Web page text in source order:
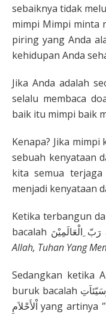
sebaiknya tidak
mimpi Mimpi minta
piring yang Anda
kehidupan Anda
Jika Anda adalah
selalu membaca
baik itu mimpi baik
Kenapa? Jika
sebuah kenyataan
kita semua
menjadi kenyataan
Ketika terbangun
Allah, Tuhan Yang
Sedangkan ketika
buruk bacalah أَللَّهُمَّ إِنّىِ أَعُوْذُ بِكَ مِنْ عَمَلِ الشَّيْطَانِ وَسَيّئاَتِ
اْلأَحْلاَمِ yang artinya